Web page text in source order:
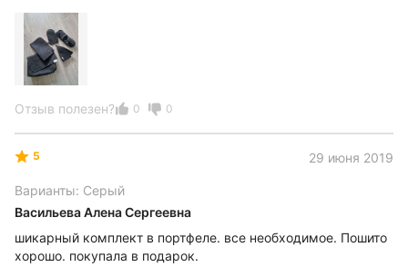
Отзыв полезен? 0 0
5 29 июня 2019
Варианты: Серый
Васильева Алена Сергеевна
шикарный комплект в портфеле. все необходимое. Пошито
хорошо. покупала в подарок.